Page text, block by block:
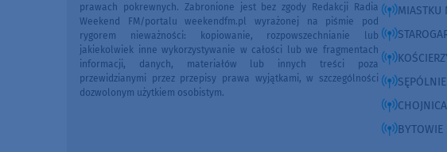
MIASTKU
BYTOWIE
prawach pokrewnych. Zabronione jest bez zgody Redakcji Radia
Weekend FM/portalu weekendfm.pl wyrażonej na piśmie pod
rygorem nieważności: kopiowanie, rozpowszechnianie lub
jakiekolwiek inne wykorzystywanie w całości lub we fragmentach
informacji, danych, materiałów lub innych treści poza
przewidzianymi przez przepisy prawa wyjątkami, w szczególności
dozwolonym użytkiem osobistym.